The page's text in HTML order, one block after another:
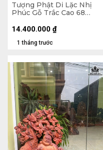
Tượng Phật Di Lặc Nhị
Phúc Gỗ Trắc Cao 68
1 tháng trước
14.400.000 ₫